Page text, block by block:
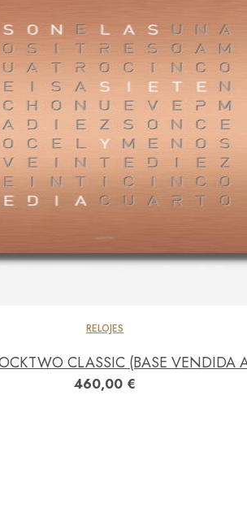
RELOJES
CLASSIC (BASE VENDIDA
460,00 €